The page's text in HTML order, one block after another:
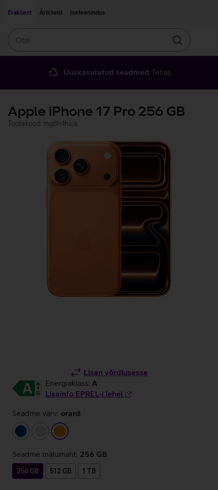
Eraklient
Äriklient Iseteenindus
Otsin
Uuskasutatud seadmed Telias
Apple iPhone 17 Pro 256 GB
Tootekood: mg8h4hx/a
Lisan võrdlusesse
Energiaklass: A
Lisainfo EPREL-i lehel
Seadme värv: oranž
tumesininehõbedane
oranž
Seadme mälumaht: 256 GB
256 GB 512 GB 1 TB